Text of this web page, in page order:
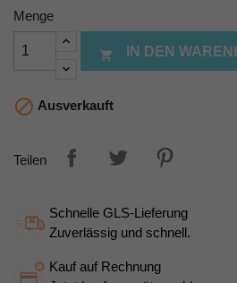
Menge
 IN DEN
 Ausverkauft
Teilen
Schnelle GLS-Lieferung
Zuverlässig und schnell.
Kauf auf Rechnung